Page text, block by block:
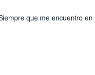
que me encuentro